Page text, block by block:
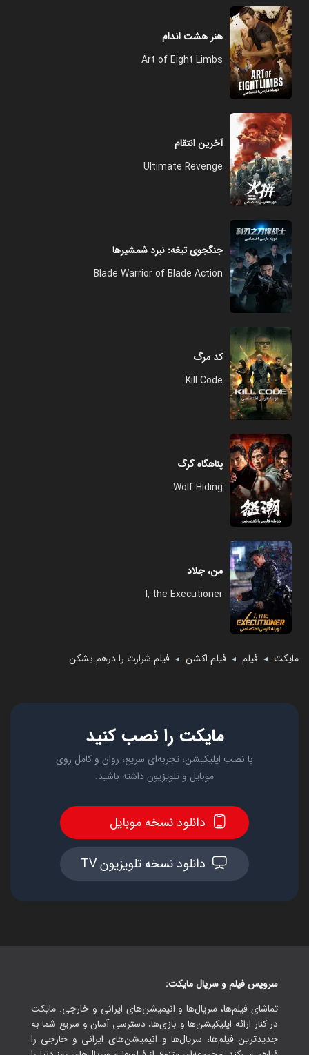
مایکت ◄ فیلم ◄ فیلم اکشن ◄ فیلم شرارت را درهم بشکن
هنر هشت اندام
Art of Eight Limbs
آخرین انتقام
Ultimate Revenge
جنگجوی تیغه: نبرد شمشیرها
Blade Warrior of Blade Action
کد مرگ
Kill Code
پناهگاه گرگ
Wolf Hiding
من، جلاد
I, the Executioner
مایکت را نصب کنید
با نصب اپلیکیشن، تجربه‌ای سریع، روان و کامل روی
موبایل و تلویزیون داشته باشید.
دانلود نسخه موبایل
دانلود نسخه تلویزیون TV
سرویس فیلم و سریال مایکت:
تماشای فیلم‌ها، سریال‌ها و انیمیشن‌های ایرانی و خارجی. مایکت
در کنار ارائه اپلیکیشن‌ها و بازی‌ها، دسترسی آسان و سریع شما به
جدیدترین فیلم‌ها، سریال‌ها و انیمیشن‌های ایرانی و خارجی را